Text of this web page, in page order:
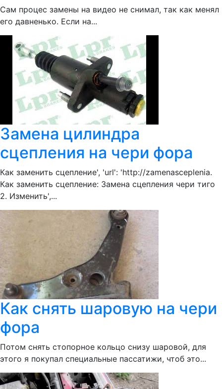
Сам процес замены на видео не снимал, так как менял
его давненько. Если на...
Замена цилиндра
сцепления на чери фора
Как заменить сцепление', 'url': 'http://zamenasceplenia.
Как заменить сцепление: Замена сцепления чери тиго
2. Изменить',...
Как снять шаровую на чери
фора
Потом снять стопорное кольцо снизу шаровой, для
этого я покупал специальные пассатижи, чтоб это...